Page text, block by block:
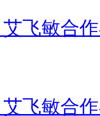
艾飞敏合
艾飞敏合